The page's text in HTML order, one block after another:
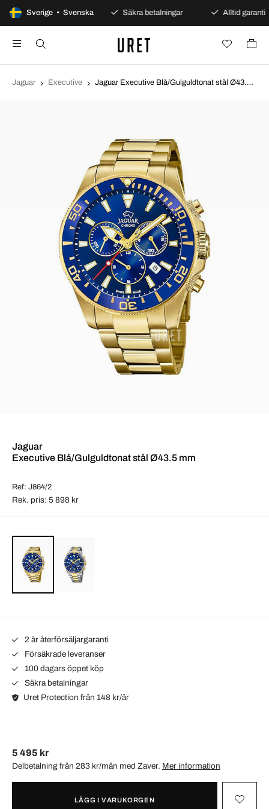
Sverige • Svenska
100 dagars öppet köp Säkra betalningar Alltid garanti
Jaguar Executive Jaguar Executive Blå/Gulguldtonat stål Ø43.5 mm J864/2
Jaguar
Executive Blå/Gulguldtonat stål Ø43.5 mm
Ref: J864/2
Rek. pris: 5 898 kr
2 år återförsäljargaranti
Försäkrade leveranser
100 dagars öppet köp
Säkra betalningar
Uret Protection från 148 kr/år
5 495 kr
Delbetalning från 283 kr/mån med Zaver. Mer information
LÄGG I VARUKORGEN